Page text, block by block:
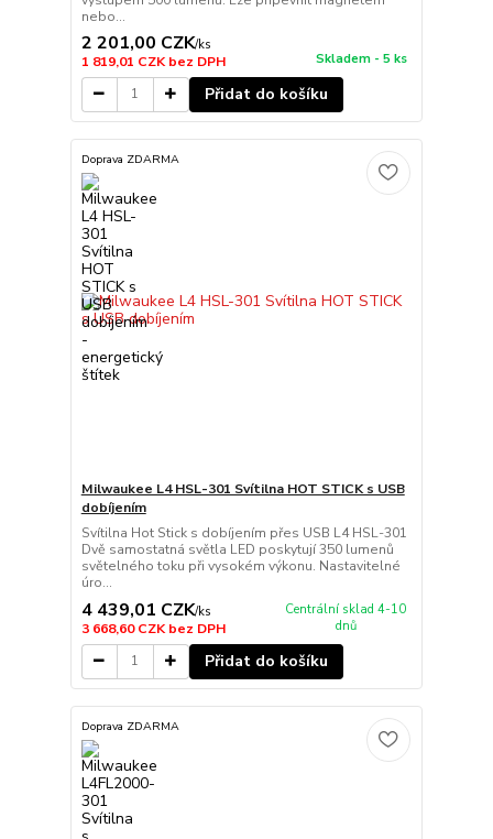
nebo...
2 201,00 CZK/ks
1 819,01 CZKbez DPH Skladem - 5 ks
Přidat do košíku
Doprava ZDARMA
Milwaukee L4 HSL-301 Svítilna HOT STICK s USB
dobíjením
Svítilna Hot Stick s dobíjením přes USB L4 HSL-301
Dvě samostatná světla LED poskytují 350 lumenů
světelného toku při vysokém výkonu. Nastavitelné
úro...
4 439,01 CZK/ks
3 668,60 CZKbez DPH
Centrální sklad 4-10
dnů
Přidat do košíku
Doprava ZDARMA